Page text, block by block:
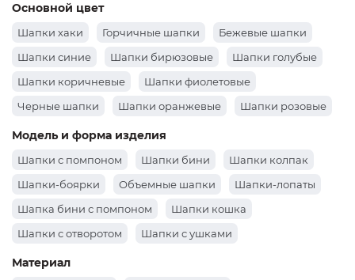
Основной цвет
Шапки хаки Горчичные шапки
Бежевые шапки
Шапки синие
Шапки бирюзовые
Шапки голубые
Шапки коричневые
Шапки фиолетовые
Черные шапки
Шапки оранжевые
Шапки розовые
Шапки зеленые
Шапки бордовые
Шапки серые
Шапки желтые Красные шапки
Модель и форма изделия
Шапки с помпоном Шапки бини
Шапки колпак
Шапки-боярки
Объемные шапки
Шапки-лопаты
Шапка бини с помпоном
Шапки кошка
Шапки с отворотом
Шапки с ушками
Шапки докерки как носил Жак-Ив Кусто
Материал